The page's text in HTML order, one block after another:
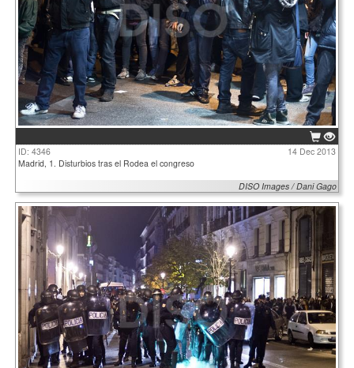
ID: 4346
14 Dec 2013
Madrid, 1. Disturbios tras el Rodea el congreso
DISO Images / Dani Gago